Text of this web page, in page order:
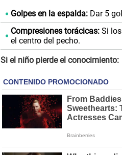
Golpes en la espalda: Dar 5
Compresiones torácicas: Si
el centro del pecho.
Si el niño pierde el conocimiento: